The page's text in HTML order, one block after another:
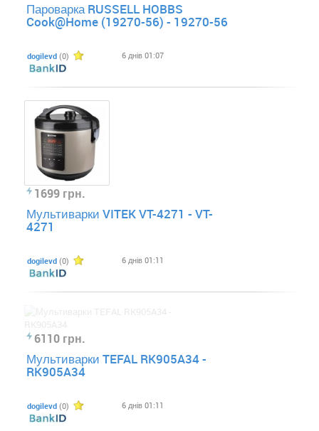
Пароварка RUSSELL HOBBS
Cook@Home (19270-56) - 19270-56
dogilevd (0) 6 днів 01:07
1699 грн.
Мультиварки VITEK VT-4271 - VT-
4271
dogilevd (0) 6 днів 01:11
6110 грн.
Мультиварки TEFAL RK905A34 -
RK905A34
dogilevd (0) 6 днів 01:11